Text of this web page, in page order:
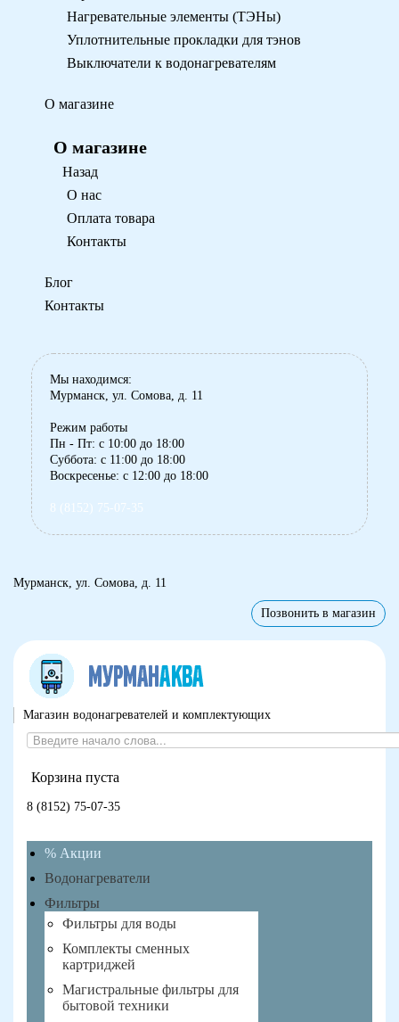
Нагревательные элементы (ТЭНы)
Уплотнительные прокладки для тэнов
Выключатели к водонагревателям
О магазине
О магазине
Назад
О нас
Оплата товара
Контакты
Блог
Контакты
Мы находимся:
Мурманск, ул. Сомова, д. 11
Режим работы
Пн - Пт: с 10:00 до 18:00
Суббота: с 11:00 до 18:00
Воскресенье: с 12:00 до 18:00
8 (8152) 75-07-35
Мурманск, ул. Сомова, д. 11
Позвонить в магазин
Магазин водонагревателей и комплектующих
Корзина пуста
8 (8152) 75-07-35
% Акции
Водонагреватели
Фильтры
Фильтры для воды
Комплекты сменных
картриджей
Магистральные фильтры для
бытовой техники